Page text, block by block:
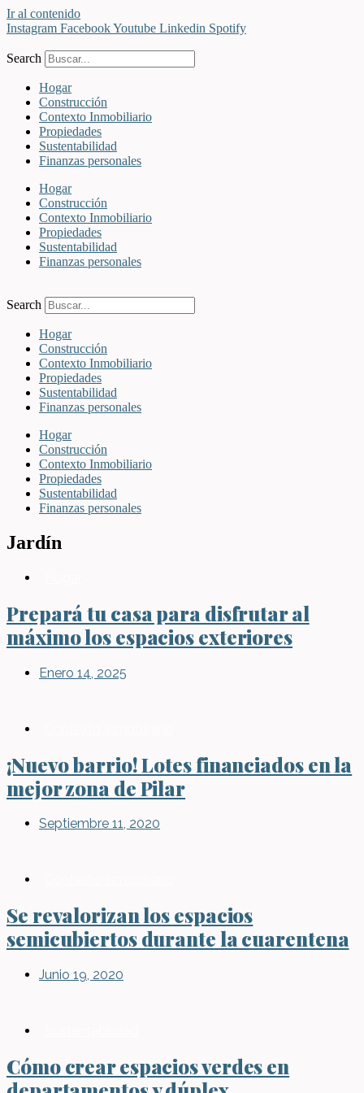
Ir al contenido
Instagram FacebookYoutube Linkedin Spotify
Search
Hogar
Construcción
Contexto Inmobiliario
Propiedades
Sustentabilidad
Finanzas personales
Hogar
Construcción
Contexto Inmobiliario
Propiedades
Sustentabilidad
Finanzas personales
Search
Hogar
Construcción
Contexto Inmobiliario
Propiedades
Sustentabilidad
Finanzas personales
Hogar
Construcción
Contexto Inmobiliario
Propiedades
Sustentabilidad
Finanzas personales
Jardín
Prepará tu casa para disfrutar al
máximo los espacios exteriores
Enero 14, 2025
¡Nuevo barrio! Lotes financiados en la
mejor zona de Pilar
Septiembre 11, 2020
Se revalorizan los espacios
semicubiertos durante la cuarentena
Junio 19, 2020
Cómo crear espacios verdes en